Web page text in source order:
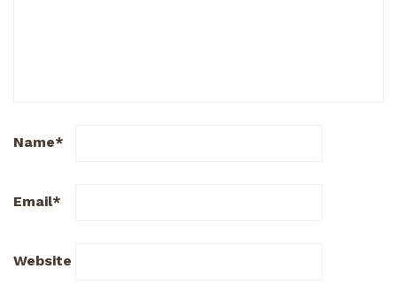
Name*
Email*
Website